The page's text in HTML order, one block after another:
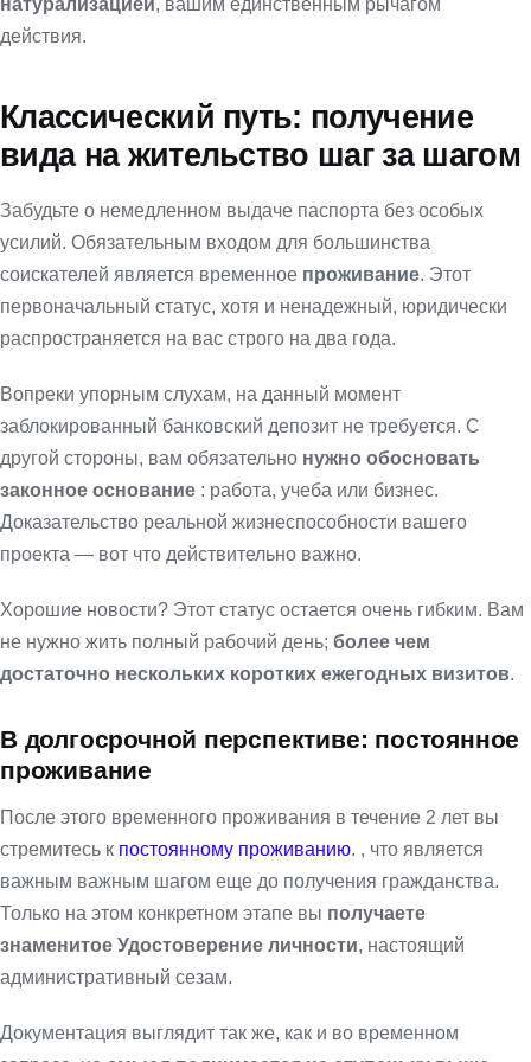
натурализацией , вашим единственным рычагом
действия.
Классический путь: получение
вида на жительство шаг за шагом
Забудьте о немедленном выдаче паспорта без особых
усилий. Обязательным входом для большинства
соискателей является временное проживание. Этот
первоначальный статус, хотя и ненадежный, юридически
распространяется на вас строго на два года.
Вопреки упорным слухам, на данный момент
заблокированный банковский депозит не требуется. С
другой стороны, вам обязательно нужно обосновать
законное основание : работа, учеба или бизнес.
Доказательство реальной жизнеспособности вашего
проекта — вот что действительно важно.
Хорошие новости? Этот статус остается очень гибким. Вам
не нужно жить полный рабочий день; более чем
достаточно нескольких коротких ежегодных визитов.
В долгосрочной перспективе: постоянное
проживание
После этого временного проживания в течение 2 лет вы
стремитесь к постоянному проживанию. , что является
важным важным шагом еще до получения гражданства.
Только на этом конкретном этапе вы получаете
знаменитое Удостоверение личности, настоящий
административный сезам.
Документация выглядит так же, как и во временном